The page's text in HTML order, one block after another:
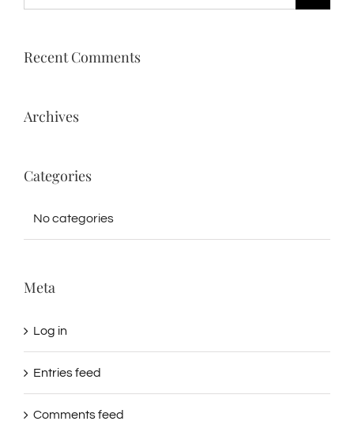
for:
Recent Comments
Archives
Categories
No categories
Meta
Log in
Entries feed
Comments feed